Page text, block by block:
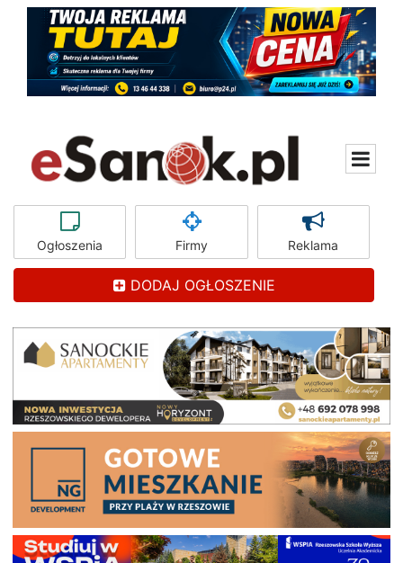
Ogłoszenia Firmy Reklama
DODAJ OGŁOSZENIE